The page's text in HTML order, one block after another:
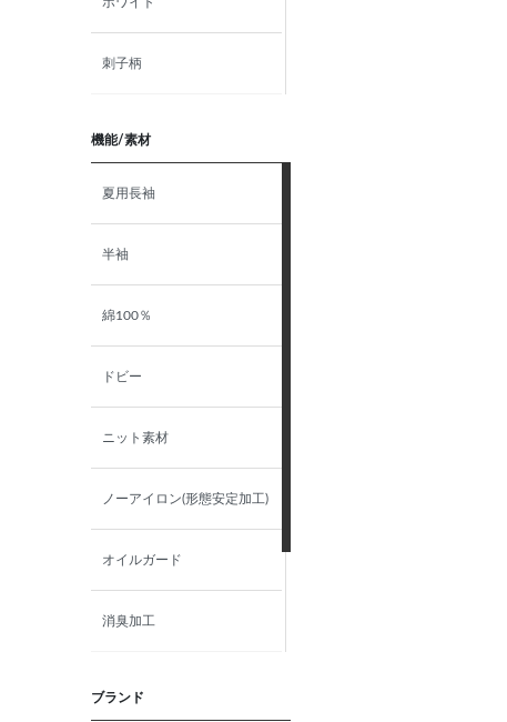
42-半袖
刺子柄
ストライプ
ツイル
ブロード
チェック
機能/素材
夏用長袖
半袖
綿100％
ドビー
ニット素材
ノーアイロン(形態安定加工)
オイルガード
消臭加工
ブランド